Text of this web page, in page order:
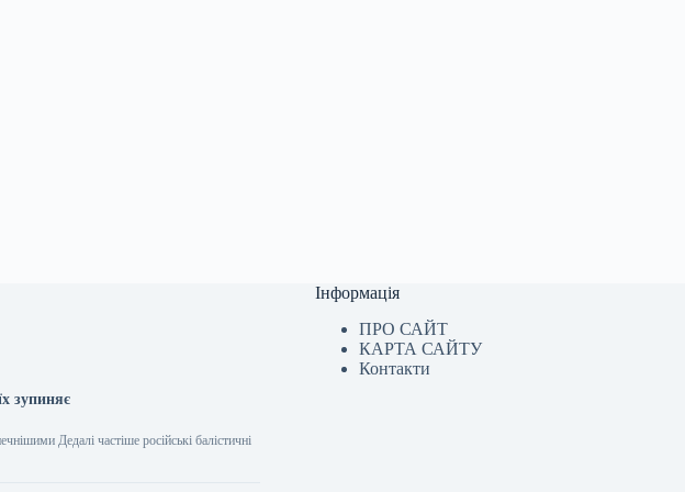
зупиняє
Дедалі частіше російські балістичні
Інформація
ПРО САЙТ
КАРТА САЙТУ
Контакти